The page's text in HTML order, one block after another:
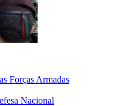
Forças Armadas
Nacional